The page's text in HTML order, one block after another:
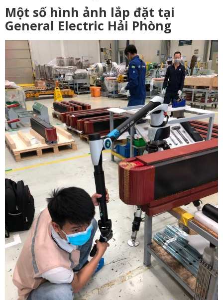
Một số hình ảnh lắp đặt tại
General Electric Hải Phòng